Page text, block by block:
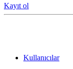
Kayıt ol
Kullanıcılar